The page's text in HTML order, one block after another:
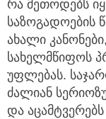
რა მეთოდებს
საზოგადოების
ახალი
სახელმწიფოს
უფლებას.
ძალიან
და